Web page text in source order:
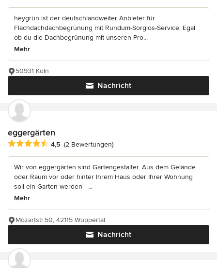
heygrün ist der deutschlandweiter Anbieter für
Flachdachdachbegrünung mit Rundum-Sorglos-Service. Egal
ob du die Dachbegrünung mit unseren Pro...
Mehr
Nachricht
50931 Köln
eggergärten
Durchschnittliche Bewertung: 4.5 von 5 Sternen
4,5 (2 Bewertungen)
Wir von eggergärten sind Gartengestalter. Aus dem Gelände
oder Raum vor oder hinter Ihrem Haus oder Ihrer Wohnung
soll ein Garten werden –...
Mehr
Nachricht
Mozartstr.50, 42115 Wuppertal